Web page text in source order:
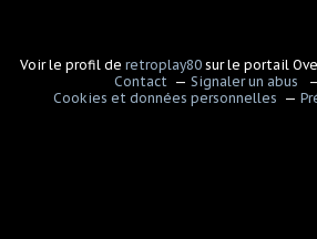
Voir le profil deretroplay80 sur le portail
Contact
Signaler un abus
Cookies et données personnelles